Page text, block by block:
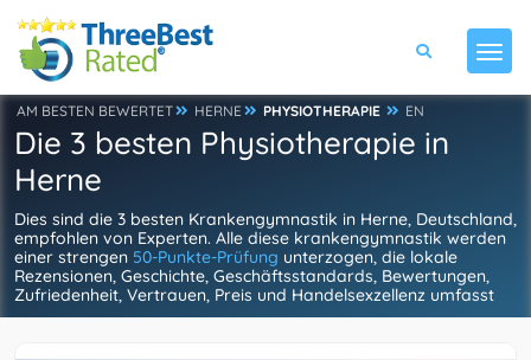
AM BESTEN BEWERTET HERNE PHYSIOTHERAPIE EN
Die 3 besten Physiotherapie in
Herne
Dies sind die 3 besten Krankengymnastik in Herne, Deutschland,
empfohlen von Experten. Alle diese krankengymnastik werden
einer strengen 50-Punkte-Prüfung unterzogen, die lokale
Rezensionen, Geschichte, Geschäftsstandards, Bewertungen,
Zufriedenheit, Vertrauen, Preis und Handelsexzellenz umfasst